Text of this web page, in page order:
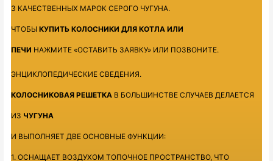
З КАЧЕСТВЕННЫХ МАРОК СЕРОГО ЧУГУНА.
ЧТОБЫ КУПИТЬ КОЛОСНИКИ ДЛЯ КОТЛА ИЛИ
ПЕЧИ НАЖМИТЕ «ОСТАВИТЬ ЗАЯВКУ» ИЛИ ПОЗВОНИТЕ.
ЭНЦИКЛОПЕДИЧЕСКИЕ СВЕДЕНИЯ.
КОЛОСНИКОВАЯ РЕШЕТКА В БОЛЬШИНСТВЕ СЛУЧАЕВ ДЕЛАЕТСЯ
ИЗ ЧУГУНА
И ВЫПОЛНЯЕТ ДВЕ ОСНОВНЫЕ ФУНКЦИИ:
1. ОСНАЩАЕТ ВОЗДУХОМ ТОПОЧНОЕ ПРОСТРАНСТВО, ЧТО